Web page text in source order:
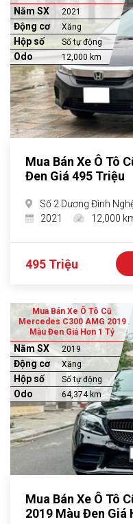
Năm SX 2021
Động cơ Xăng
Hộp số Số tự động
Odo 12,000 km
Mua Bán Xe Ô Tô
Đen Giá 495 Triệu
Số 2 Dương Đình
2021
12,000
495 Triệu
Mua Bán Xe Ô Tô Cũ
Mercedes C300 AMG 2019
Màu Đen Giá Hơn 1 Tỷ
Năm SX 2019
Động cơ Xăng
Hộp số Số tự động
Odo 64,374 km
Mua Bán Xe Ô Tô
2019 Màu Đen Giá